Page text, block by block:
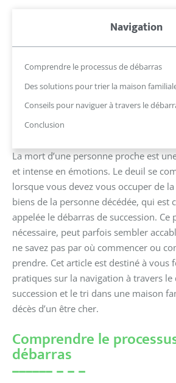
Navigation
Comprendre le processus de débarras
Des solutions pour trier la maison
Conseils pour naviguer à travers le
Conclusion
La mort d’une personne proche est
et intense en émotions. Le deuil se
lorsque vous devez vous occuper de
biens de la personne décédée, qui est
appelée le débarras de succession. Ce
nécessaire, peut parfois sembler
ne savez pas par où commencer ou
prendre. Cet article est destiné à vous
pratiques sur la navigation à travers le
succession et le tri dans une maison
décès d’un être cher.
Comprendre le
débarras